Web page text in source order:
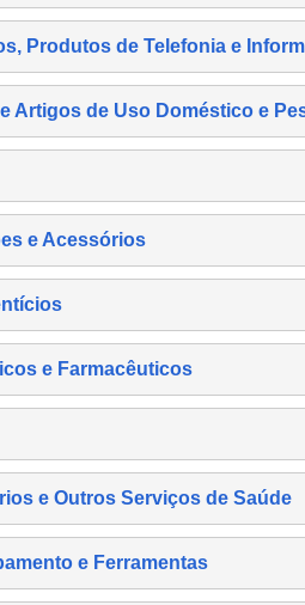
Produtos de Telefonia e
Artigos de Uso Doméstico e
e Acessórios
e Farmacêuticos
e Outros Serviços de Saúde
e Ferramentas